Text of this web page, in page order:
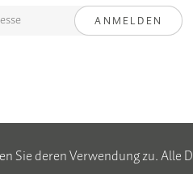
ANMELDEN
Sie deren Verwendung zu. Alle